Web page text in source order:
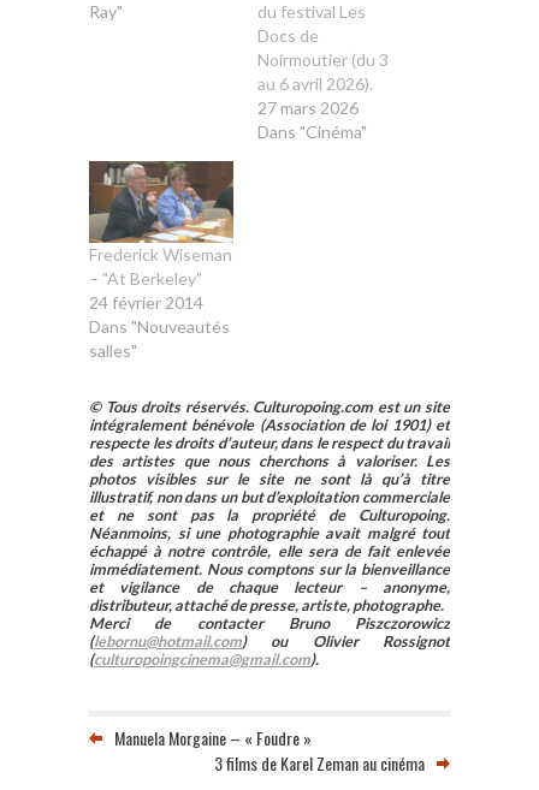
Ray"
du festival Les
Docs de
Noirmoutier (du 3
au 6 avril 2026).
27 mars 2026
Dans "Cinéma"
Frederick Wiseman
– "At Berkeley"
24 février 2014
Dans "Nouveautés
salles"
© Tous droits réservés. Culturopoing.com est un site
intégralement bénévole (Association de loi 1901) et
respecte les droits d’auteur, dans le respect du travail
des artistes que nous cherchons à valoriser. Les
photos visibles sur le site ne sont là qu’à titre
illustratif, non dans un but d’exploitation commerciale
et ne sont pas la propriété de Culturopoing.
Néanmoins, si une photographie avait malgré tout
échappé à notre contrôle, elle sera de fait enlevée
immédiatement. Nous comptons sur la bienveillance
et vigilance de chaque lecteur – anonyme,
distributeur, attaché de presse, artiste, photographe.
Merci de contacter Bruno Piszczorowicz
(lebornu@hotmail.com) ou Olivier Rossignot
(culturopoingcinema@gmail.com).
Manuela Morgaine – « Foudre »
3 films de Karel Zeman au cinéma